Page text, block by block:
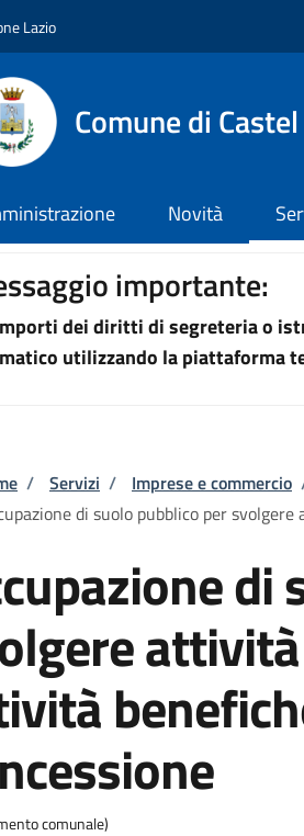
Lazio
Comune di
Novità
importante:
dei diritti di segreteria o
utilizzando la piattaforma
di pane
/ Servizi / Imprese e commercio
di suolo pubblico per
di
comunale)